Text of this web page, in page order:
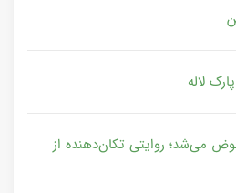
لاله
می‌شد؛ روایتی تکان‌دهنده از